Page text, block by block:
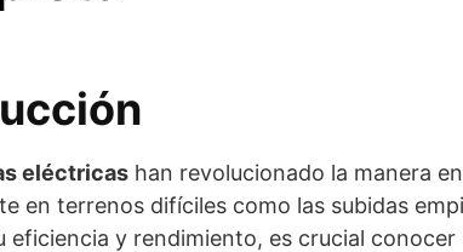
eléctricas han revolucionado la manera
en terrenos difíciles como las subidas
eficiencia y rendimiento, es crucial